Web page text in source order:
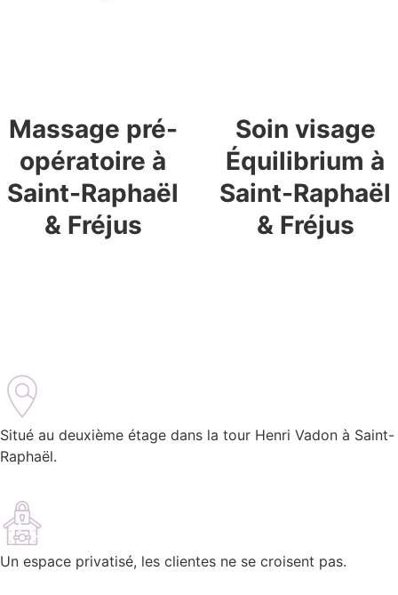
Massage pré-
opératoire à
Saint-Raphaël
& Fréjus
Soin visage
Équilibrium à
Saint-Raphaël
& Fréjus
Situé au deuxième étage dans la tour Henri Vadon à Saint-
Raphaël.
Un espace privatisé, les clientes ne se croisent pas.